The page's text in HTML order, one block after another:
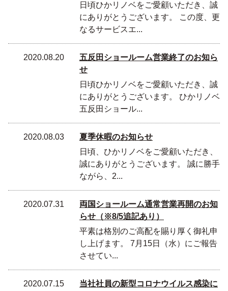
日頃ひかリノベをご愛顧いただき、誠
にありがとうございます。 この度、更
なるサービスエ...
2020.08.20
五反田ショールーム営業終了のお知ら
せ
日頃ひかリノベをご愛顧いただき、誠
にありがとうございます。 ひかリノベ
五反田ショール...
2020.08.03
夏季休暇のお知らせ
日頃、ひかリノベをご愛顧いただき、
誠にありがとうございます。 誠に勝手
ながら、2...
2020.07.31
両国ショールーム通常営業再開のお知
らせ（※8/5追記あり）
平素は格別のご高配を賜り厚く御礼申
し上げます。 7月15日（水）にご報告
させてい...
2020.07.15
当社社員の新型コロナウイルス感染に